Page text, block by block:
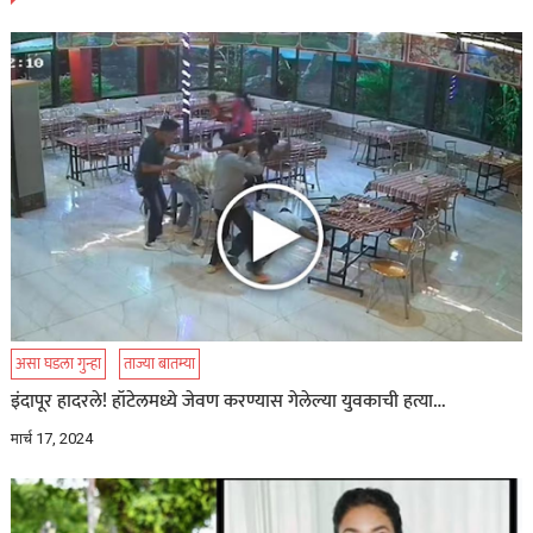
असा घडला गुन्हा ताज्या बातम्या
इंदापूर हादरले! हॉटेलमध्ये जेवण करण्यास गेलेल्या युवकाची हत्या…
मार्च 17, 2024